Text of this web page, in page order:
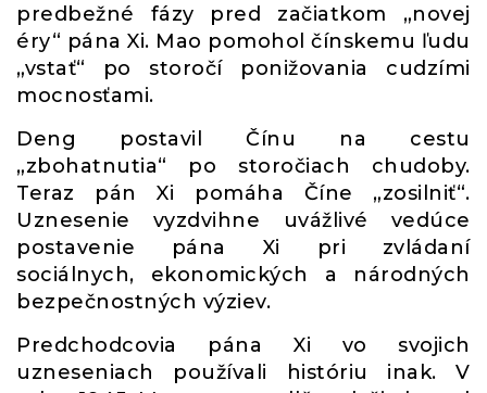
predbežné fázy pred začiatkom „novej
éry“ pána Xi. Mao pomohol čínskemu ľudu
„vstať“ po storočí ponižovania cudzími
mocnosťami.
Deng postavil Čínu na cestu
„zbohatnutia“ po storočiach chudoby.
Teraz pán Xi pomáha Číne „zosilniť“.
Uznesenie vyzdvihne uvážlivé vedúce
postavenie pána Xi pri zvládaní
sociálnych, ekonomických a národných
bezpečnostných výziev.
Predchodcovia pána Xi vo svojich
uzneseniach používali históriu inak. V